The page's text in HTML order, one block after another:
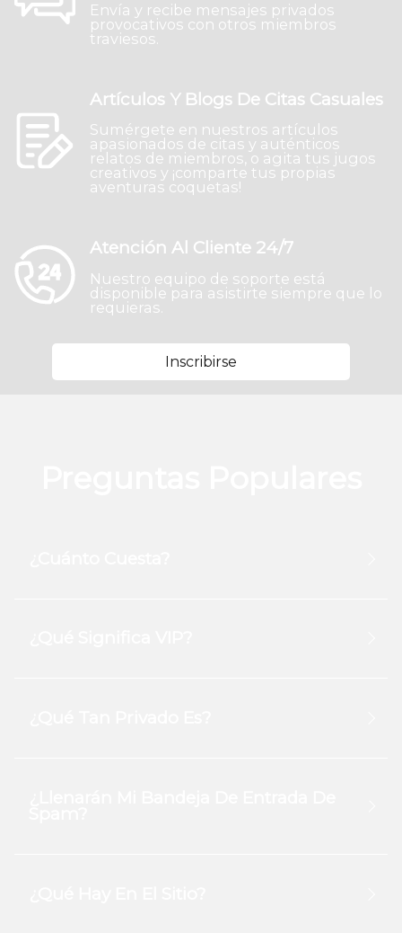
Envía y recibe mensajes privados
provocativos con otros miembros
traviesos.
Artículos Y Blogs De Citas Casuales
Sumérgete en nuestros artículos
apasionados de citas y auténticos
relatos de miembros, o agita tus jugos
creativos y ¡comparte tus propias
aventuras coquetas!
Atención Al Cliente 24/7
Nuestro equipo de soporte está
disponible para asistirte siempre que lo
requieras.
Inscribirse